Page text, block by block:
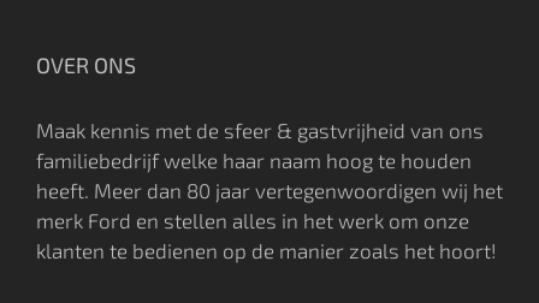
OVER ONS
Maak kennis met de sfeer & gastvrijheid van ons
familiebedrijf welke haar naam hoog te houden
heeft. Meer dan 80 jaar vertegenwoordigen wij het
merk Ford en stellen alles in het werk om onze
klanten te bedienen op de manier zoals het hoort!